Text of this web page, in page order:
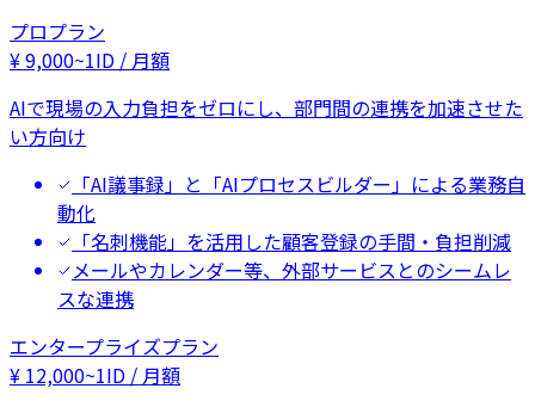
プロプラン
¥9,000~1ID / 月額
AIで現場の入力負担をゼロにし、部門間の連携を加速させた
い方向け
「AI議事録」と「AIプロセスビルダー」による業務自
動化
「名刺機能」を活用した顧客登録の手間・負担削減
メールやカレンダー等、外部サービスとのシームレ
スな連携
エンタープライズプラン
¥ 12,000~1ID / 月額